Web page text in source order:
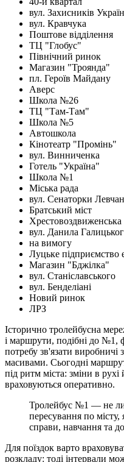
вул. Захисників
вул. Кравчука
Поштове відділення
ТЦ "Глобус"
Північний ринок
Магазин "Троянда"
пл. Героїв Майдану
Аверс
Школа №26
ТЦ "Там-Там"
Школа №5
Автошкола
Кінотеатр "Промінь"
вул. Винниченка
Готель "Україна"
Школа №1
Міська рада
вул. Сенаторки
Братський міст
Хрестовоздвиженська
вул. Данила
на вимогу
Луцьке підприємство
Магазин "Бджілка"
вул. Станіславського
вул. Бенделіані
Новий ринок
ЛРЗ
Історично тролейбусна
і маршрути, подібні до №1,
потребу зв'язати
масивами. Сьогодні
під ритм міста: зміни в рухі
враховуються оперативно.
Тролейбус №1 — не
пересування по
справи, навчання та
Для поїздок варто
розкладу: тоді інтервали